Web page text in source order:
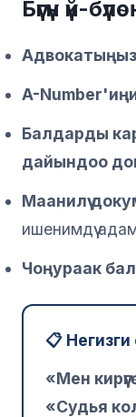
Бүгүн үй-
A-
Балдарды
дайындоо
Маанилүү
ишенимдүү
Чоңураак
📋
«Мен
«Судья